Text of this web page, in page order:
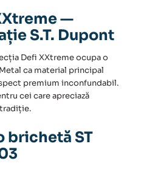
—
S.T. Dupont
Defi XXtreme ocupa o
ca material principal
premium inconfundabil.
cei care apreciază
brichetă ST